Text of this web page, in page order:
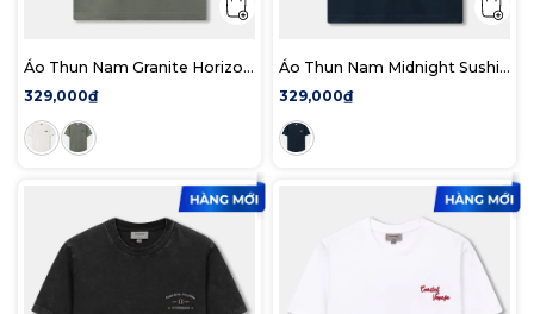
Áo Thun Nam Granite Horizon
Form Regular
329,000₫
Áo Thun Nam Midnight Sushi
Form Regular
329,000₫